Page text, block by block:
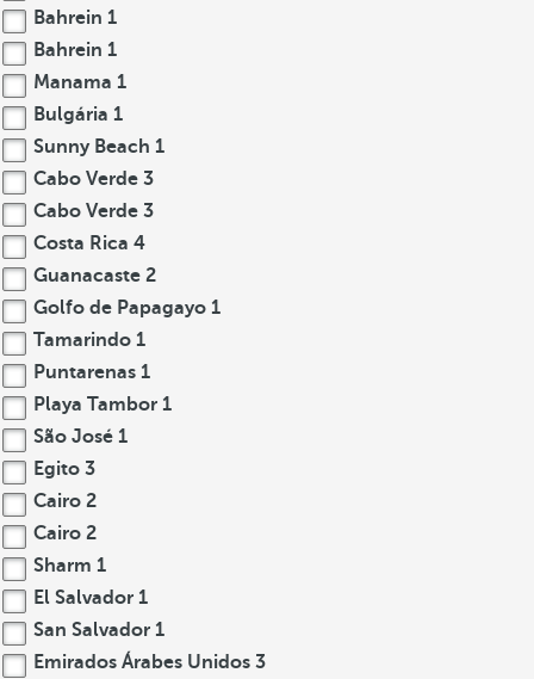
Bahrein 1
Bahrein 1
Manama 1
Bulgária 1
Sunny Beach 1
Cabo Verde 3
Cabo Verde 3
Costa Rica 4
Guanacaste 2
Golfo de Papagayo 1
Tamarindo 1
Puntarenas 1
Playa Tambor 1
São José 1
Egito 3
Cairo 2
Cairo 2
Sharm 1
El Salvador 1
San Salvador 1
Emirados Árabes Unidos 3